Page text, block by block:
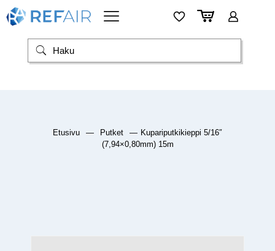
Etusivu — Putket — Kupariputkikieppi 5/16″
(7,94×0,80mm) 15m